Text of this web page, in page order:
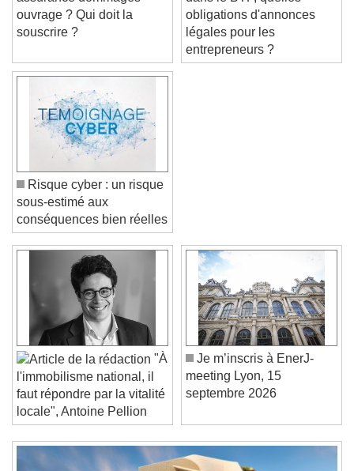
Video Player is loading.
Play Video
Play
Skip Backward
Skip Forward
Unmute
Current Time0:00
/
Duration-:-
Loaded : 0%
Seek to live, currently behind liveLIVE
Remaining Time-
assurance dommages-
ouvrage ? Qui doit la
dans le BTP, quelles
obligations d'annonces
légales pour les
entrepreneurs ?
Risque cyber : un risque
sous-estimé aux
conséquences bien réelles
"À
l'immobilisme national, il
faut répondre par la vitalité
locale", Antoine Pellion
Je m’inscris à EnerJ-
meeting Lyon, 15